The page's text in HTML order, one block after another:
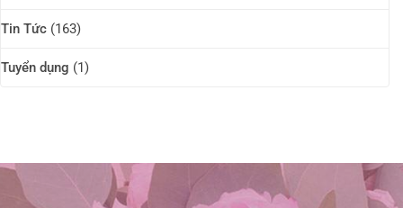
Tin Tức (163)
Tuyển dụng (1)